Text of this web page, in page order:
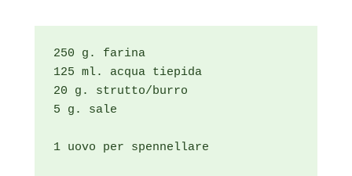
250 g. farina
125 ml. acqua tiepida
20 g. strutto/burro
5 g. sale
1 uovo per spennellare